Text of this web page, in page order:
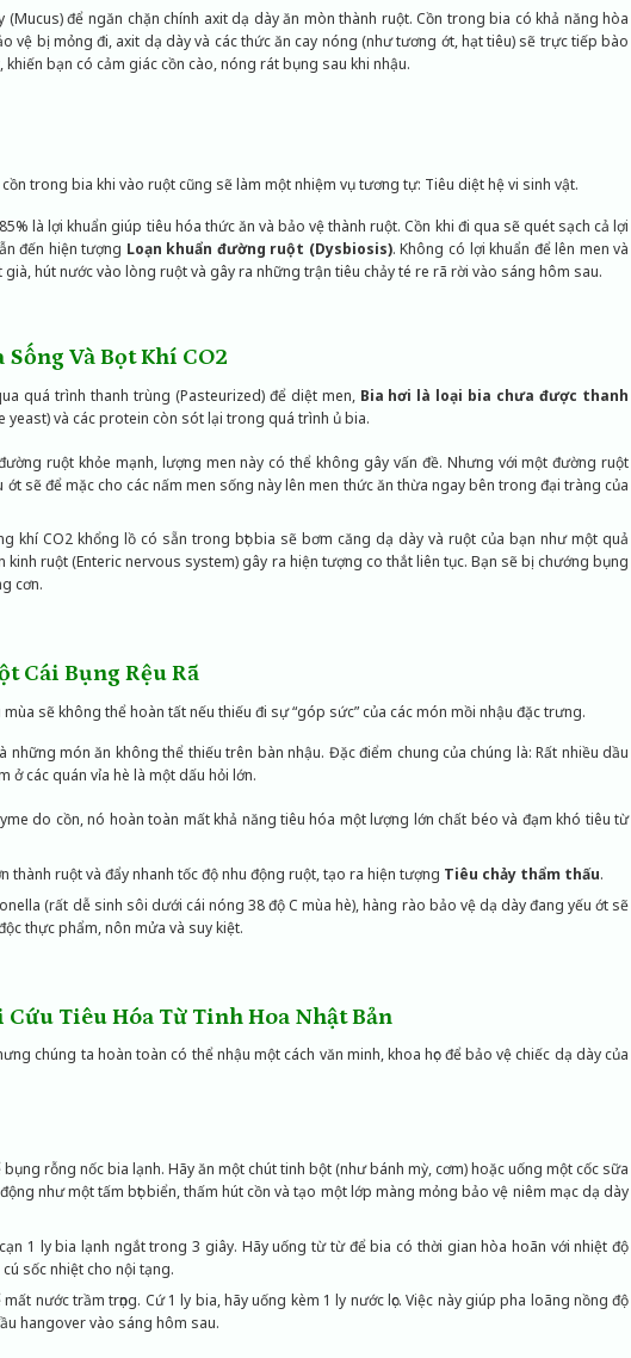
để ngăn chặn chính axit dạ dày ăn mòn thành ruột. Cồn trong bia có khả năng hòa
vệ bị mỏng đi, axit dạ dày và các thức ăn cay nóng (như tương ớt, hạt tiêu) sẽ trực tiếp bào
bạn có cảm giác cồn cào, nóng rát bụng sau khi nhậu.
trong bia khi vào ruột cũng sẽ làm một nhiệm vụ tương tự: Tiêu diệt hệ vi sinh vật.
là lợi khuẩn giúp tiêu hóa thức ăn và bảo vệ thành ruột. Cồn khi đi qua sẽ quét sạch cả lợi
đến hiện tượng Loạn khuẩn đường ruột (Dysbiosis). Không có lợi khuẩn để lên men và
hút nước vào lòng ruột và gây ra những trận tiêu chảy té re rã rời vào sáng hôm sau.
Và Bọt Khí CO2
quá trình thanh trùng (Pasteurized) để diệt men, Bia hơi là loại bia chưa được thanh
và các protein còn sót lại trong quá trình ủ bia.
ruột khỏe mạnh, lượng men này có thể không gây vấn đề. Nhưng với một đường ruột
sẽ để mặc cho các nấm men sống này lên men thức ăn thừa ngay bên trong đại tràng của
khí CO2 khổng lồ có sẵn trong bọt bia sẽ bơm căng dạ dày và ruột của bạn như một quả
kinh ruột (Enteric nervous system) gây ra hiện tượng co thắt liên tục. Bạn sẽ bị chướng bụng
cơn.
Cái Bụng Rệu Rã
sẽ không thể hoàn tất nếu thiếu đi sự “góp sức” của các món mồi nhậu đặc trưng.
món ăn không thể thiếu trên bàn nhậu. Đặc điểm chung của chúng là: Rất nhiều dầu
ở các quán vỉa hè là một dấu hỏi lớn.
do cồn, nó hoàn toàn mất khả năng tiêu hóa một lượng lớn chất béo và đạm khó tiêu từ
ruột và đẩy nhanh tốc độ nhu động ruột, tạo ra hiện tượng Tiêu chảy thẩm thấu.
(rất dễ sinh sôi dưới cái nóng 38 độ C mùa hè), hàng rào bảo vệ dạ dày đang yếu ớt sẽ
thực phẩm, nôn mửa và suy kiệt.
Cứu Tiêu Hóa Từ Tinh Hoa Nhật Bản
chúng ta hoàn toàn có thể nhậu một cách văn minh, khoa học để bảo vệ chiếc dạ dày của
bụng rỗng nốc bia lạnh. Hãy ăn một chút tinh bột (như bánh mỳ, cơm) hoặc uống một cốc sữa
như một tấm bọt biển, thấm hút cồn và tạo một lớp màng mỏng bảo vệ niêm mạc dạ dày
1 ly bia lạnh ngắt trong 3 giây. Hãy uống từ từ để bia có thời gian hòa hoãn với nhiệt độ
sốc nhiệt cho nội tạng.
nước trầm trọng. Cứ 1 ly bia, hãy uống kèm 1 ly nước lọc. Việc này giúp pha loãng nồng độ
hangover vào sáng hôm sau.